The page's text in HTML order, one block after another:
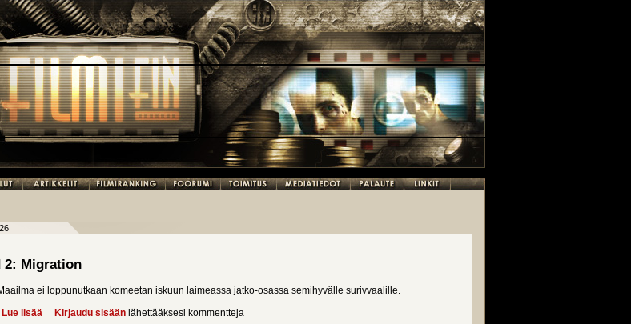
2: Migration
ei loppunutkaan komeetan iskuun laimeassa jatko-osassa semihyvälle surivvaalille.
Lue lisää about Greenland 2: Migration
Kirjaudu sisään lähettääksesi kommentteja